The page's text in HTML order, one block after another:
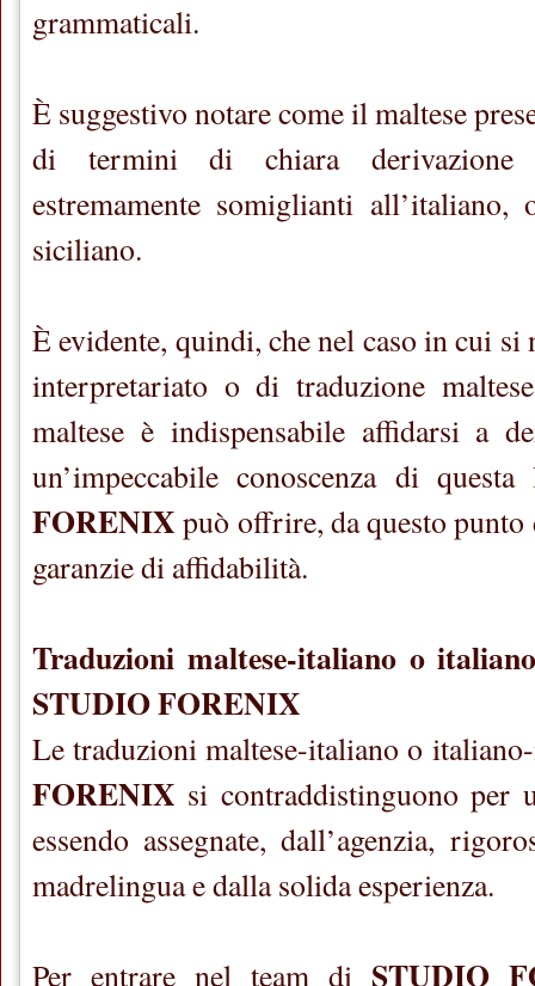
grammaticali.
È suggestivo notare come il maltese
di termini di chiara derivazione
estremamente somiglianti
siciliano.
È evidente, quindi, che nel caso in cui
interpretariato o di traduzione
maltese è indispensabile affidarsi a
un’impeccabile conoscenza di
FORENIX può offrire, da questo
garanzie di affidabilità.
Traduzioni maltese-italiano o
STUDIO FORENIX
Le traduzioni maltese-italiano o
FORENIX si contraddistinguono per
essendo assegnate, dall’agenzia,
madrelingua e dalla solida esperienza.
Per entrare nel team di STUDIO